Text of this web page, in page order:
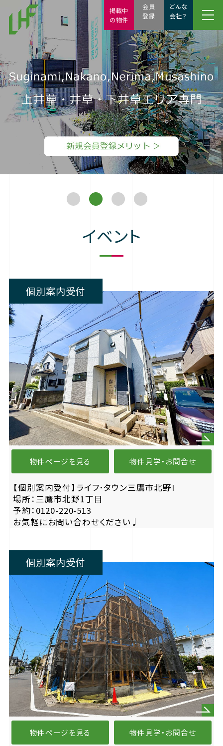
イベント
個別案内受付
物件ページを見る 物件見学・お問合せ
【個別案内受付】ライフ･タウン三鷹市北野I
場所：三鷹市北野1丁目
予約：0120-220-513
お気軽にお問い合わせください♩
個別案内受付
物件ページを見る 物件見学・お問合せ
会員
登録
どんな
会社？
掲載中
の物件